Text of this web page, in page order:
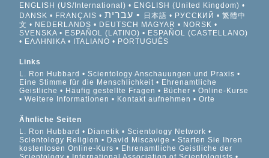
ENGLISH (US/International)
ENGLISH (United Kingdom)
DANSK
FRANÇAIS עברית 日本語 РУССКИЙ
繁體中
文
NEDERLANDS DEUTSCH MAGYAR
NORSK
SVENSKA
ESPAÑOL (LATINO)
ESPAÑOL (CASTELLANO)
ΕΛΛΗΝΙΚA
ITALIANO PORTUGUÊS
Links
L. Ron Hubbard
Scientology Anschauungen und Praxis
Eine Stimme für die Menschlichkeit
Ehrenamtliche
Geistliche
Häufig gestellte Fragen Bücher
Online-Kurse
Weitere Informationen
Kontakt aufnehmen Orte
Ähnliche Seiten
L. Ron Hubbard
Dianetik
Scientology Network
Scientology Religion
David Miscavige
Starten Sie Ihren
kostenlosen Online-Kurs
Ehrenamtliche Geistliche der